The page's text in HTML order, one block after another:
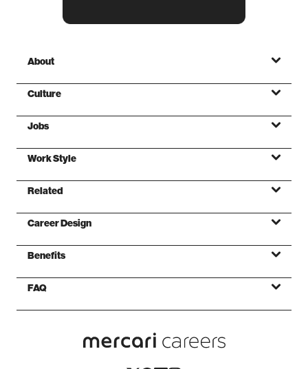
About
Culture
ミッション
バリュー
ファンデーション
Jobs
Work Style
Related
Career Design
Benefits
FAQ